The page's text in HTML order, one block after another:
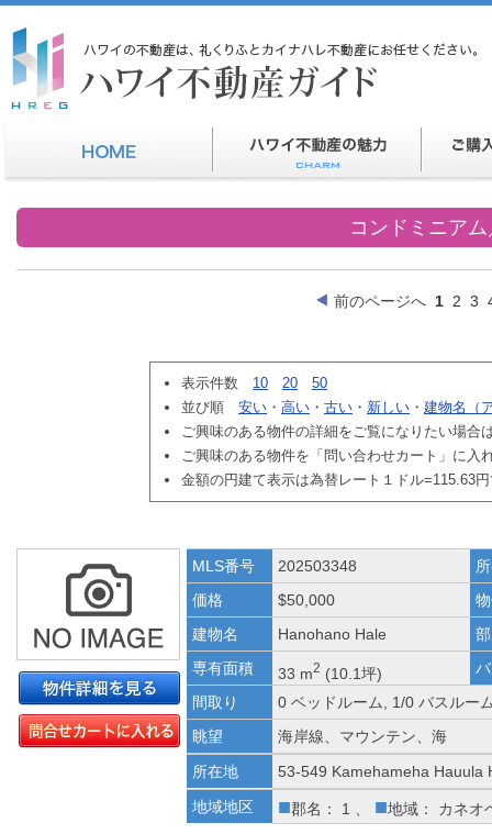
コンドミニア
前のページへ 1 2 3
表示件数 10 20
50
並び順 安い ・ 高い ・ 古い ・ 新しい ・ 建物名（
ご興味のある物件の詳細をご覧になりたい場合
ご興味のある物件を「問い合わせカート」に入
金額の円建て表示は為替レート１ドル=115.63
MLS番号 202503348
価格
$50,000
建物名
Hanohano Hale
専有面積
33 m2 (10.1坪)
間取り
0 ベッドルーム, 1/0 バスルー
眺望
海岸線、マウンテン、海
所在地
53-549 Kamehameha Hauula
地域地区
■郡名： 1 、 ■地域： カネオ